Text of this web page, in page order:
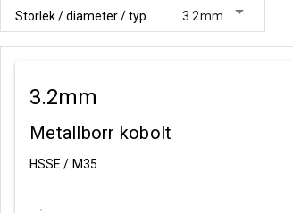
Storlek / diameter / typ 3.2mm arrow_drop_down
3.2mm
Metallborr kobolt
HSSE / M35